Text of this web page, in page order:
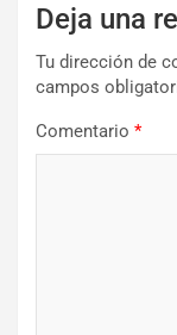
Deja una
Tu dirección de
campos
Comentario *